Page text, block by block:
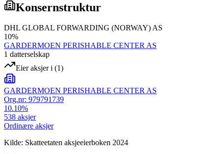
Konsernstruktur
DHL GLOBAL FORWARDING (NORWAY) AS
10%
GARDERMOEN PERISHABLE CENTER AS
1 datterselskap
Eier aksjer i (1)
GARDERMOEN PERISHABLE CENTER AS
Org.nr: 979791739
10.10%
538 aksjer
Ordinære aksjer
Kilde: Skatteetaten aksjeeierboken 2024